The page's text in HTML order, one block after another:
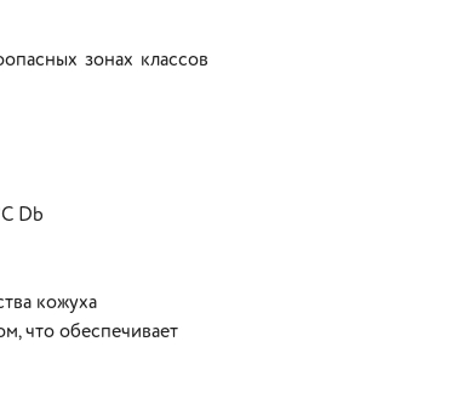
зонах классов
Db
кожуха
что обеспечивает